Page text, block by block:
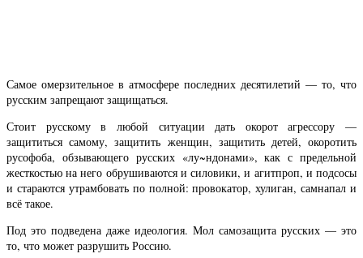
Самое омерзительное в атмосфере последних десятилетий — то, что
русским запрещают защищаться.
Стоит русскому в любой ситуации дать окорот агрессору —
защититься самому, защитить женщин, защитить детей, окоротить
русофоба, обзывающего русских «лу~ндонами», как с предельной
жесткостью на него обрушиваются и силовики, и агитпроп, и подсосы
и стараются утрамбовать по полной: провокатор, хулиган, самнапал и
всё такое.
Под это подведена даже идеология. Мол самозащита русских — это
то, что может разрушить Россию.